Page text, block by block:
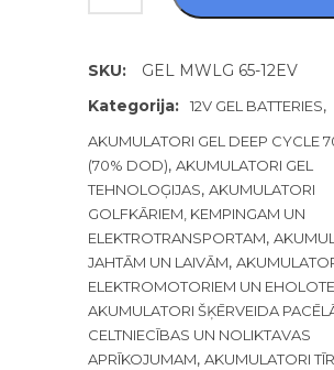
SKU:
GEL MWLG 65-12EV
Kategorija:
12V GEL BATTERIES,
AKUMULATORI GEL DEEP CYCLE
(70% DOD), AKUMULATORI GEL
TEHNOLOĢIJAS, AKUMULATORI
GOLFKĀRIEM, KEMPINGAM UN
ELEKTROTRANSPORTAM,
JAHTĀM UN LAIVĀM,
ELEKTROMOTORIEM UN
AKUMULATORI ŠĶĒRVEIDA
CELTNIECĪBAS UN NOLIKTAVAS
APRĪKOJUMAM, AKUMULATORI